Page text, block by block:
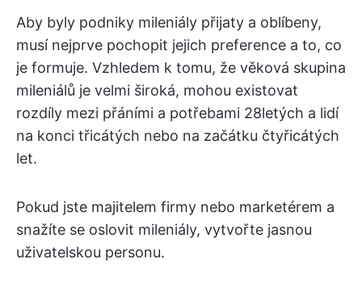
Aby byly podniky mileniály přijaty a oblíbeny,
musí nejprve pochopit jejich preference a to, co
je formuje. Vzhledem k tomu, že věková skupina
mileniálů je velmi široká, mohou existovat
rozdíly mezi přáními a potřebami 28letých a lidí
na konci třicátých nebo na začátku čtyřicátých
let.
Pokud jste majitelem firmy nebo marketérem a
snažíte se oslovit mileniály, vytvořte jasnou
uživatelskou personu.